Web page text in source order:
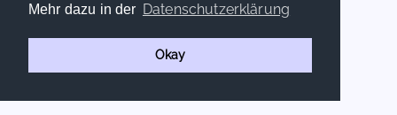
Mehr dazu in der Datenschutzerklärung
Okay